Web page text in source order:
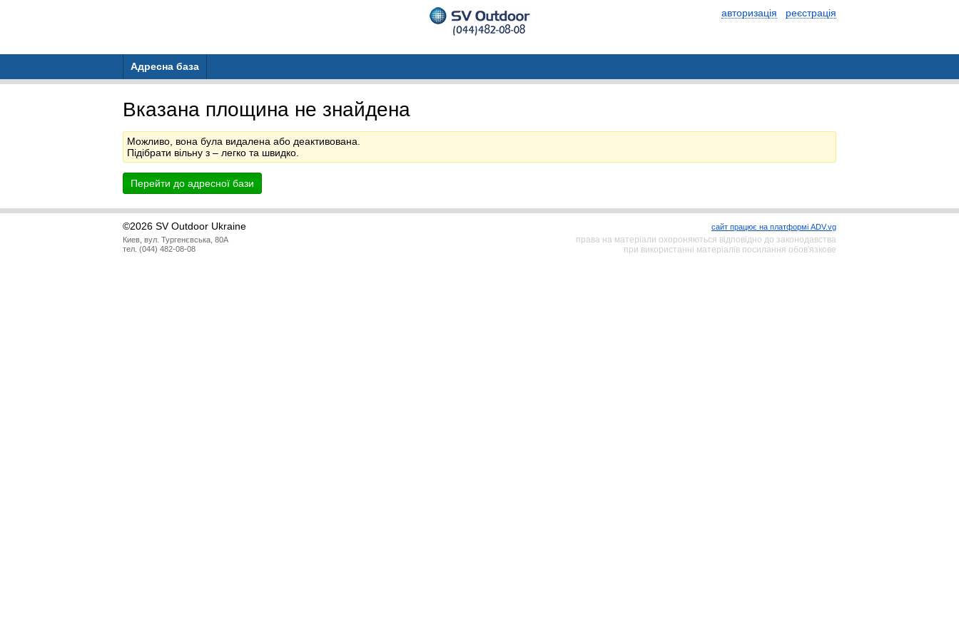
авторизація реєстрація
Адресна база
Вказана площина не знайдена
Можливо, вона була видалена або деактивована.
Підібрати вільну з – легко та швидко.
Перейти до адресної бази
©2026 SV Outdoor Ukraine
Киев, вул. Тургенєвська, 80А
тел. (044) 482-08-08
сайт працює на платформі ADV.vg
права на матеріали охороняються відповідно до законодавства
при використанні матеріалів посилання обов'язкове